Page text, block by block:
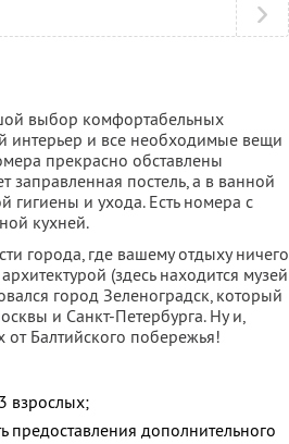
выбор комфортабельных
интерьер и все необходимые вещи
прекрасно обставлены
постель, а в ванной
гигиены и ухода. Есть номера с
кухней.
города, где вашему отдыху ничего
(здесь находится музей
город Зеленоградск, который
и Санкт-Петербурга. Ну и,
от Балтийского побережья!
взрослых;
предоставления дополнительного